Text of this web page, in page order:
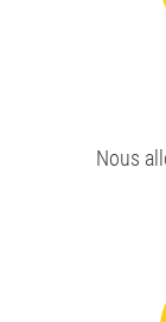
Nous